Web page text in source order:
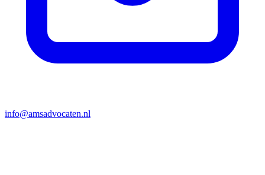
info@amsadvocaten.nl